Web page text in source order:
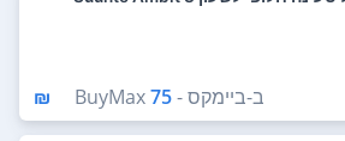
ב-ביימקס - BuyMax75 ₪